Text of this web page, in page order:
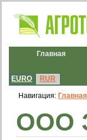
Главная
EURO RUR
Навигация: Главная
ООО